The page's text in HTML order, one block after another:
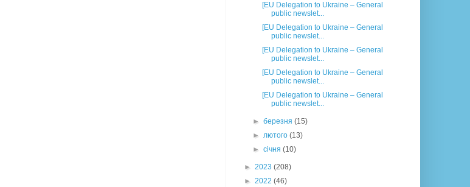
[EU Delegation to Ukraine – General
public newslet...
[EU Delegation to Ukraine – General
public newslet...
[EU Delegation to Ukraine – General
public newslet...
[EU Delegation to Ukraine – General
public newslet...
[EU Delegation to Ukraine – General
public newslet...
►березня(15)
►лютого(13)
►січня(10)
► 2023 (208)
► 2022 (46)